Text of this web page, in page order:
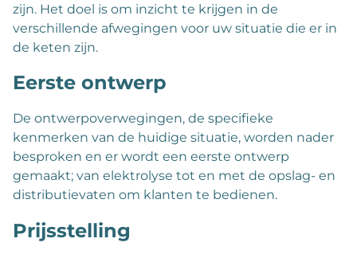
zijn. Het doel is om inzicht te krijgen in de
verschillende afwegingen voor uw situatie die er in
de keten zijn.
Eerste ontwerp
De ontwerpoverwegingen, de specifieke
kenmerken van de huidige situatie, worden nader
besproken en er wordt een eerste ontwerp
gemaakt; van elektrolyse tot en met de opslag- en
distributievaten om klanten te bedienen.
Prijsstelling